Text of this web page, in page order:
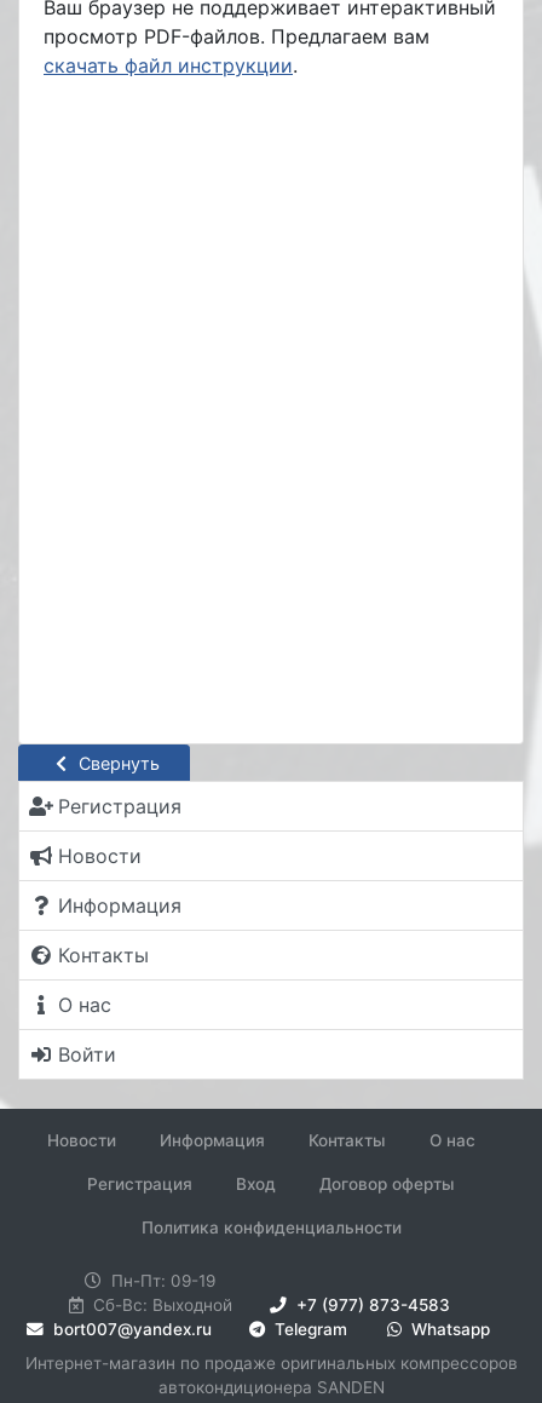
Свернуть
Регистрация
Новости
Информация
Контакты
О нас
Войти
Ваш браузер не поддерживает интерактивный
просмотр PDF-файлов. Предлагаем вам
скачать файл инструкции.
Новости Информация Контакты О нас
Регистрация Вход Договор оферты
Политика конфиденциальности
Пн-Пт: 09-19
Сб-Вс: Выходной
+7 (977) 873-4583
bort007@yandex.ru
Telegram
Whatsapp
Интернет-магазин по продаже оригинальных компрессоров
автокондиционера SANDEN